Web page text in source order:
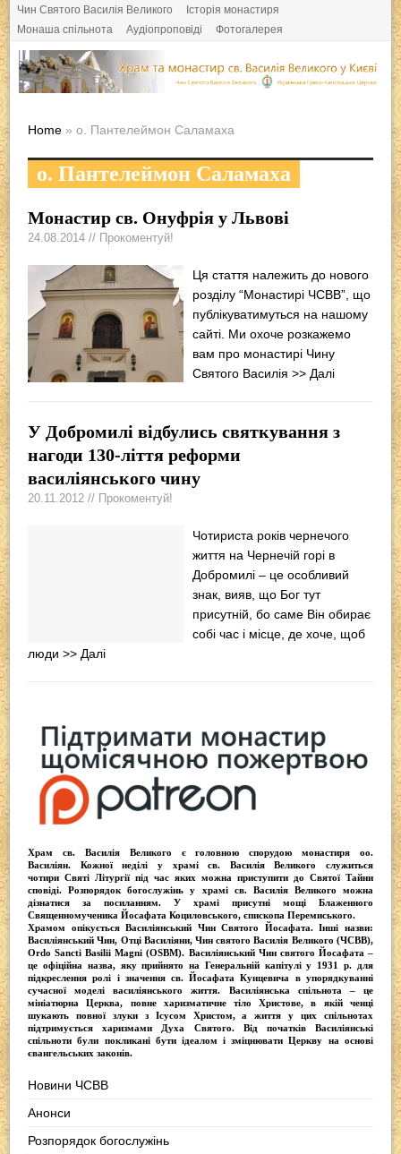
Чин Святого Василія Великого
Історія монастиря
Монаша спільнота
Аудіопроповіді Фотогалерея
Home » о. Пантелеймон Саламаха
о. Пантелеймон Саламаха
Монастир св. Онуфрія у Львові
24.08.2014 // Прокоментуй!
Ця стаття належить до нового
розділу “Монастирі ЧСВВ”, що
публікуватимуться на нашому
сайті. Ми охоче розкажемо
вам про монастирі Чину
Святого Василія>> Далі
У Добромилі відбулись святкування з
нагоди 130-ліття реформи
василіянського чину
20.11.2012 // Прокоментуй!
Чотириста років чернечого
життя на Чернечій горі в
Добромилі – це особливий
знак, вияв, що Бог тут
присутній, бо саме Він обирає
собі час і місце, де хоче, щоб
люди>> Далі
Храм св. Василія Великого є головною спорудою монастиря оо.
Василіян. Кожної неділі у храмі св. Василія Великого служиться
чотириСвяті Літургії під час яких можна приступити до Святої Тайни
сповіді.Розпорядок богослужінь у храмі св. Василія Великого можна
дізнатися за посиланням. У храмі присутні мощі Блаженного
Священномученика Йосафата Коциловського, єпископа Перемиського.
Храмом опікуєтьсяВасиліянський Чин Святого Йосафата. Інші назви:
Василіянський Чин, Отці Василіяни, Чин святого Василія Великого (ЧСВВ),
Ordо Sancti Basilii Magni (OSBM). Василіянський Чин святого Йосафата –
це офіційна назва, яку прийнято на Генеральній капітулі у 1931 р. для
підкреслення ролі і значення св. Йосафата Кунцевича в упорядкуванні
сучасної моделі василіянського життя. Василіянська спільнота – це
мініатюрна Церква, повне харизматичне тіло Христове, в якій ченці
шукають повної злуки з Iсусом Христом, а життя у цих спільнотах
підтримується харизмами Духа Святого. Від початків Василіянські
спільноти були покликані бути ідеалом і зміцнювати Церкву на основі
євангельських законів.
Новини ЧСВВ
Анонси
Розпорядок богослужінь